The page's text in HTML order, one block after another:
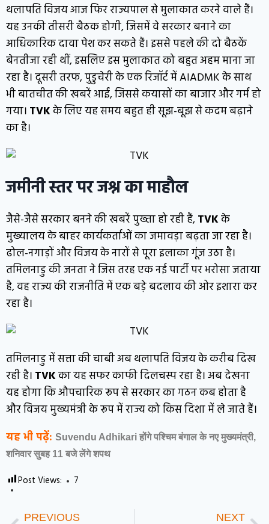
थलापति विजय आज फिर राज्यपाल से मुलाकात करने वाले हैं।
यह उनकी तीसरी बैठक होगी, जिसमें वे सरकार बनाने का
आधिकारिक दावा पेश कर सकते हैं। इससे पहले की दो बैठकें
बेनतीजा रही थीं, इसलिए इस मुलाकात को बहुत अहम माना जा
रहा है। दूसरी तरफ, पुडुचेरी के एक रिजॉर्ट में AIADMK के साथ
भी बातचीत की खबरें आईं, जिससे कयासों का बाजार और गर्म हो
गया। TVKके लिए यह समय बहुत ही सूझ-बूझ से कदम बढ़ाने
का है।
जमीनी स्तर पर जश्न का माहौल
जैसे-जैसे सरकार बनने की खबरें पुख्ता हो रही हैं,TVKके
मुख्यालय के बाहर कार्यकर्ताओं का जमावड़ा बढ़ता जा रहा है।
ढोल-नगाड़ों और विजय के नारों से पूरा इलाका गूंज उठा है।
तमिलनाडु की जनता ने जिस तरह एक नई पार्टी पर भरोसा जताया
है, वह राज्य की राजनीति में एक बड़े बदलाव की ओर इशारा कर
रहा है।
तमिलनाडु में सत्ता की चाबी अब थलापति विजय के करीब दिख
रही है। TVKका यह सफर काफी दिलचस्प रहा है। अब देखना
यह होगा कि औपचारिक रूप से सरकार का गठन कब होता है
और विजय मुख्यमंत्री के रूप में राज्य को किस दिशा में ले जाते हैं।
यह भी पढ़ें: Suvendu Adhikari होंगे पश्चिम बंगाल के नए मुख्यमंत्री,
शनिवार सुबह 11 बजे लेंगे शपथ
Post Views: 7
PREVIOUS NEXT